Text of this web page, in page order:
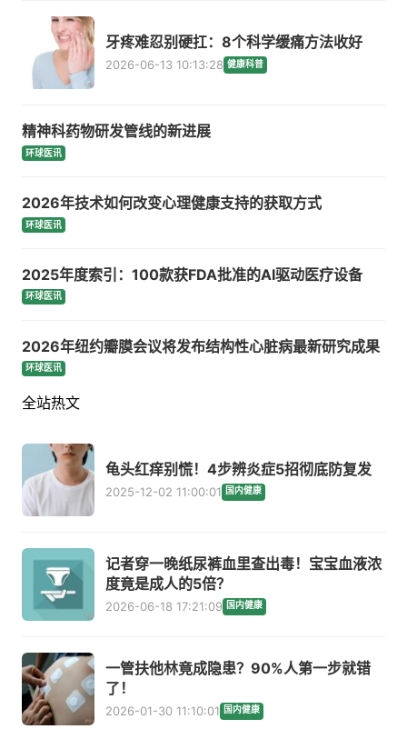
牙疼难忍别硬扛：8个科学缓痛方法收好
2026-06-13 10:13:28 健康科普
精神科药物研发管线的新进展
环球医讯
2026年技术如何改变心理健康支持的获取方式
环球医讯
2025年度索引：100款获FDA批准的AI驱动医疗设备
环球医讯
2026年纽约瓣膜会议将发布结构性心脏病最新研究成果
环球医讯
全站热文
龟头红痒别慌！4步辨炎症5招彻底防复发
2025-12-02 11:00:01 国内健康
记者穿一晚纸尿裤血里查出毒！宝宝血液浓
度竟是成人的5倍？
2026-06-18 17:21:09 国内健康
一管扶他林竟成隐患？90%人第一步就错
了！
2026-01-30 11:10:01 国内健康